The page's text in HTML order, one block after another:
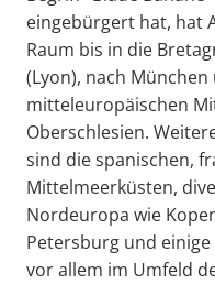
eingebürgert hat, hat
Raum bis in die
(Lyon), nach
mitteleuropäischen
Oberschlesien.
sind die spanischen,
Mittelmeerküsten,
Nordeuropa wie
Petersburg und
vor allem im Umfeld